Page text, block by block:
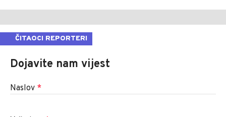
ČITAOCI REPORTERI
Dojavite nam vijest
Naslov *